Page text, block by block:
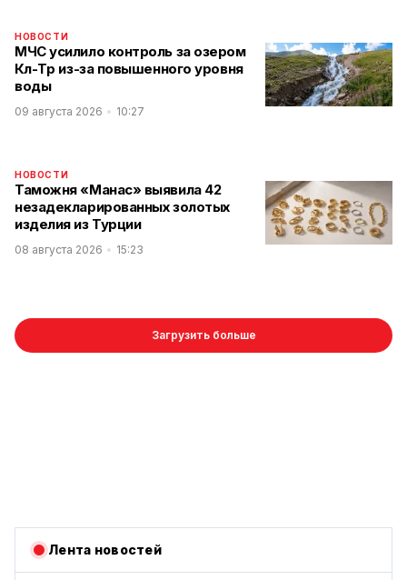
НОВОСТИ
МЧС усилило контроль за озером
Көл-Төр из-за повышенного уровня
воды
09 августа 2026 10:27
НОВОСТИ
Таможня «Манас» выявила 42
незадекларированных золотых
изделия из Турции
08 августа 2026 15:23
Загрузить больше
Лента новостей